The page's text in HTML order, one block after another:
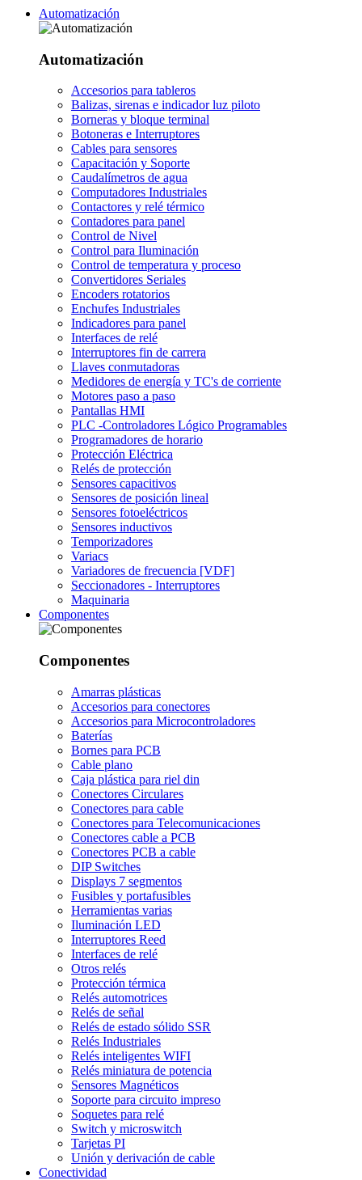
Automatización
Automatización
Accesorios para tableros
Balizas, sirenas e indicador luz piloto
Borneras y bloque terminal
Botoneras e Interruptores
Cables para sensores
Capacitación y Soporte
Caudalímetros de agua
Computadores Industriales
Contactores y relé térmico
Contadores para panel
Control de Nivel
Control para Iluminación
Control de temperatura y proceso
Convertidores Seriales
Encoders rotatorios
Enchufes Industriales
Indicadores para panel
Interfaces de relé
Interruptores fin de carrera
Llaves conmutadoras
Medidores de energía y TC's de corriente
Motores paso a paso
Pantallas HMI
PLC -Controladores Lógico Programables
Programadores de horario
Protección Eléctrica
Relés de protección
Sensores capacitivos
Sensores de posición lineal
Sensores fotoeléctricos
Sensores inductivos
Temporizadores
Variacs
Variadores de frecuencia [VDF]
Seccionadores - Interruptores
Maquinaria
Componentes
Componentes
Amarras plásticas
Accesorios para conectores
Accesorios para Microcontroladores
Baterías
Bornes para PCB
Cable plano
Caja plástica para riel din
Conectores Circulares
Conectores para cable
Conectores para Telecomunicaciones
Conectores cable a PCB
Conectores PCB a cable
DIP Switches
Displays 7 segmentos
Fusibles y portafusibles
Herramientas varias
Iluminación LED
Interruptores Reed
Interfaces de relé
Otros relés
Protección térmica
Relés automotrices
Relés de señal
Relés de estado sólido SSR
Relés Industriales
Relés inteligentes WIFI
Relés miniatura de potencia
Sensores Magnéticos
Soporte para circuito impreso
Soquetes para relé
Switch y microswitch
Tarjetas PI
Unión y derivación de cable
Conectividad